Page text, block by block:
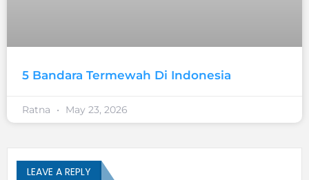
5 Bandara Termewah Di Indonesia
Ratna May 23, 2026
LEAVE A REPLY